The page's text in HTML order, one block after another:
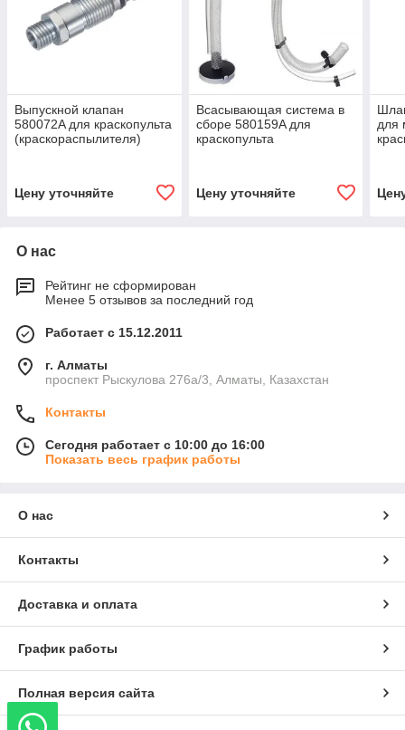
Выпускной клапан
580072A для краскопульта
(краскораспылителя)
Цену уточняйте
Всасывающая система в
сборе 580159A для
краскопульта
Цену уточняйте
для
О нас
Рейтинг не сформирован
Менее 5 отзывов за последний год
Работает с 15.12.2011
г. Алматы
проспект Рыскулова 276а/3, Алматы, Казахстан
Контакты
Сегодня работает с 10:00 до 16:00
Показать весь график работы
О нас
Контакты
Доставка и оплата
График работы
Полная версия сайта